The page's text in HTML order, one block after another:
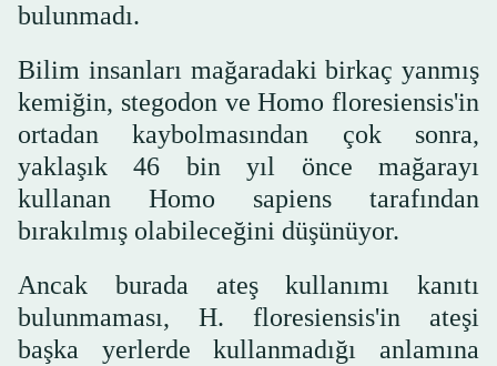
bulunmadı.
Bilim insanları mağaradaki birkaç yanmış
kemiğin, stegodon ve Homo floresiensis'in
ortadan kaybolmasından çok sonra,
yaklaşık 46 bin yıl önce mağarayı
kullanan Homo sapiens tarafından
bırakılmış olabileceğini düşünüyor.
Ancak burada ateş kullanımı kanıtı
bulunmaması, H. floresiensis'in ateşi
başka yerlerde kullanmadığı anlamına